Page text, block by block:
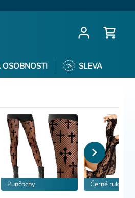
OSOBNOSTI SLEVA
Punčochy Černé rukavice